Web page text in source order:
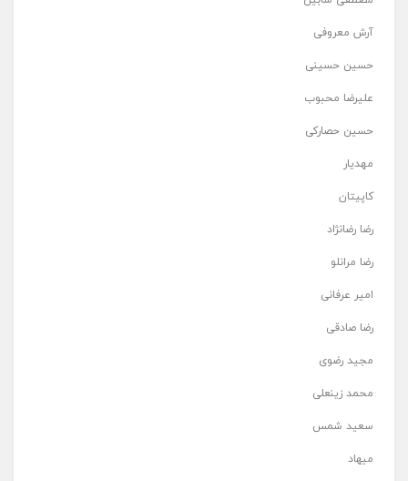
آرش معروفی
حسین حسینی
علیرضا محبوب
حسین حصارکی
مهدیار
کاپیتان
رضا رضانژاد
رضا مرانلو
امیر عرفانی
رضا صادقی
مجید رضوی
محمد زینعلی
سعید شمس
میهاد